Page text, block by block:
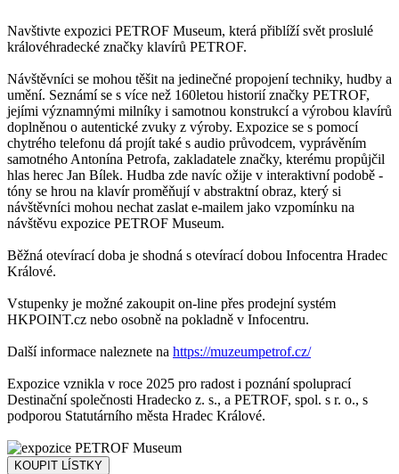
Navštivte expozici PETROF Museum, která přiblíží svět proslulé
královéhradecké značky klavírů PETROF.
Návštěvníci se mohou těšit na jedinečné propojení techniky, hudby a
umění. Seznámí se s více než 160letou historií značky PETROF,
jejími významnými milníky i samotnou konstrukcí a výrobou klavírů
doplněnou o autentické zvuky z výroby. Expozice se s pomocí
chytrého telefonu dá projít také s audio průvodcem, vyprávěním
samotného Antonína Petrofa, zakladatele značky, kterému propůjčil
hlas herec Jan Bílek. Hudba zde navíc ožije v interaktivní podobě -
tóny se hrou na klavír proměňují v abstraktní obraz, který si
návštěvníci mohou nechat zaslat e-mailem jako vzpomínku na
návštěvu expozice PETROF Museum.
Běžná otevírací doba je shodná s otevírací dobou Infocentra Hradec
Králové.
Vstupenky je možné zakoupit on-line přes prodejní systém
HKPOINT.cz nebo osobně na pokladně v Infocentru.
Další informace naleznete na https://muzeumpetrof.cz/
Expozice vznikla v roce 2025 pro radost i poznání spoluprací
Destinační společnosti Hradecko z. s., a PETROF, spol. s r. o., s
podporou Statutárního města Hradec Králové.